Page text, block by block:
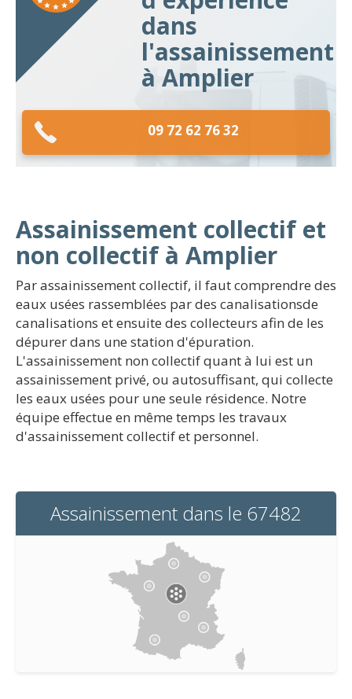
dans
l'assainissement
à Amplier
09 72 62 76 32
Assainissement collectif et
non collectif à Amplier
Par assainissement collectif, il faut comprendre des
eaux usées rassemblées par des canalisationsde
canalisations et ensuite des collecteurs afin de les
dépurer dans une station d'épuration.
L'assainissement non collectif quant à lui est un
assainissement privé, ou autosuffisant, qui collecte
les eaux usées pour une seule résidence. Notre
équipe effectue en même temps les travaux
d'assainissement collectif et personnel.
Assainissement dans le 67482